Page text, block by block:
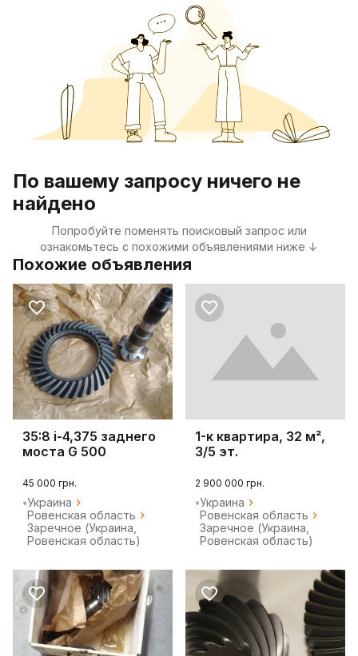
По вашему запросу ничего не
найдено
Попробуйте поменять поисковый запрос или
ознакомьтесь с похожими объявлениями ниже ↓
Похожие объявления
35:8 i-4,375 заднего
моста G 500
45 000 грн.
Украина
Ровенская область
Заречное (Украина,
Ровенская область)
1-к квартира, 32 м²,
3/5 эт.
2 900 000 грн.
Украина
Ровенская область
Заречное (Украина,
Ровенская область)